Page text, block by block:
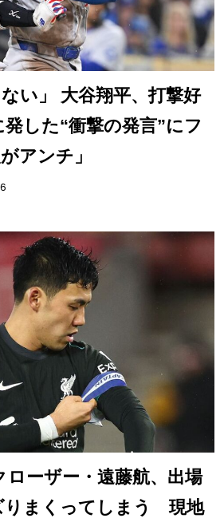
ない」 大谷翔平、打撃好
した“衝撃の発言”にフ
アンチ」
ーザー・遠藤航、出場
りまくってしまう 現地